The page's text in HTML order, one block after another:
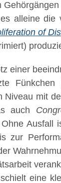
alleine die
of
einer
Fünkchen
Niveau mit
auch
Ausfall
zur
eine